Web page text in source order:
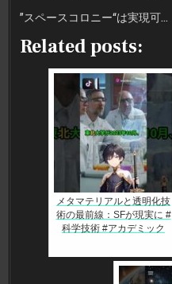
”スペースコロニー“は実現可…
Related posts:
メタマテリアルと透明化技
術の最前線：SFが現実に #
科学技術 #アカデミック